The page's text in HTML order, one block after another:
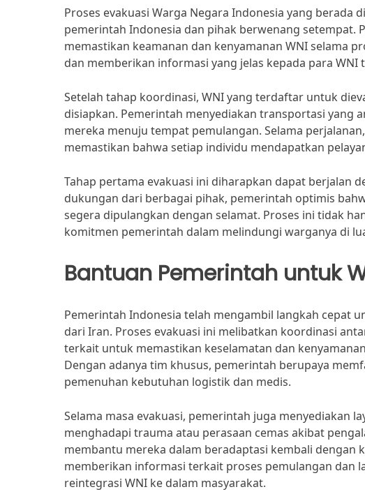
Proses evakuasi Warga Negara Indonesia yang
pemerintah Indonesia dan pihak berwenang
memastikan keamanan dan kenyamanan WNI selama
dan memberikan informasi yang jelas kepada para
Setelah tahap koordinasi, WNI yang terdaftar untuk
disiapkan. Pemerintah menyediakan transportasi yang
mereka menuju tempat pemulangan. Selama
memastikan bahwa setiap individu mendapatkan
Tahap pertama evakuasi ini diharapkan dapat berjalan
dukungan dari berbagai pihak, pemerintah optimis
segera dipulangkan dengan selamat. Proses ini tidak
komitmen pemerintah dalam melindungi warganya di
Bantuan Pemerintah untuk
Pemerintah Indonesia telah mengambil langkah cepat
dari Iran. Proses evakuasi ini melibatkan koordinasi
terkait untuk memastikan keselamatan dan
Dengan adanya tim khusus, pemerintah berupaya
pemenuhan kebutuhan logistik dan medis.
Selama masa evakuasi, pemerintah juga menyediakan
menghadapi trauma atau perasaan cemas akibat
membantu mereka dalam beradaptasi kembali dengan
memberikan informasi terkait proses pemulangan dan
reintegrasi WNI ke dalam masyarakat.